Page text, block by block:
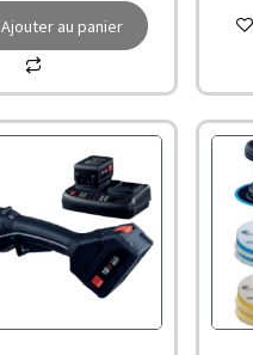
Ajouter au panier